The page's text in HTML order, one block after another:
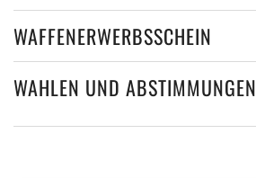
WAFFENERWERBSSCHEIN
WAHLEN UND ABSTIMMUNGEN